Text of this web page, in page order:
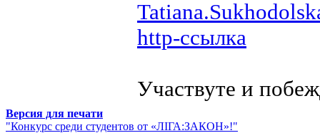
http-ссылка
Участвуте и
Версия для печати
"Конкурс среди студентов от «ЛІГА:ЗАКОН»!"